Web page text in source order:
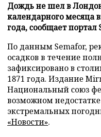
Дождь не шел в
календарного месяца
года, сообщает портал
По данным Semafor,
осадков в течение
зафиксировано в
1871 года. Издание
Национальный союз
возможном
экстремальных
«Новости».